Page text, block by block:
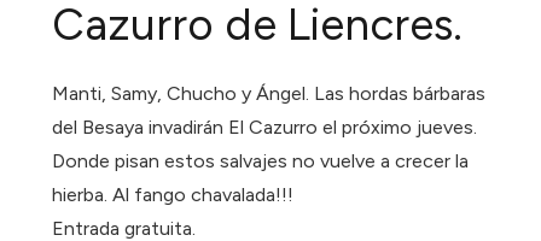
Cazurro de Liencres.
Manti, Samy, Chucho y Ángel. Las hordas bárbaras
del Besaya invadirán El Cazurro el próximo jueves.
Donde pisan estos salvajes no vuelve a crecer la
hierba. Al fango chavalada!!!
Entrada gratuita.